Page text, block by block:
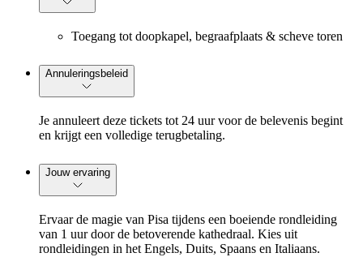
Toegang tot doopkapel, begraafplaats & scheve toren
Annuleringsbeleid
Je annuleert deze tickets tot 24 uur voor de belevenis begint
en krijgt een volledige terugbetaling.
Jouw ervaring
Ervaar de magie van Pisa tijdens een boeiende rondleiding
van 1 uur door de betoverende kathedraal. Kies uit
rondleidingen in het Engels, Duits, Spaans en Italiaans.